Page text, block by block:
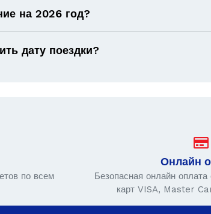
на 2026 год?
дату поездки?
по всем
Онлайн
Безопасная онлайн
карт VISA, Master